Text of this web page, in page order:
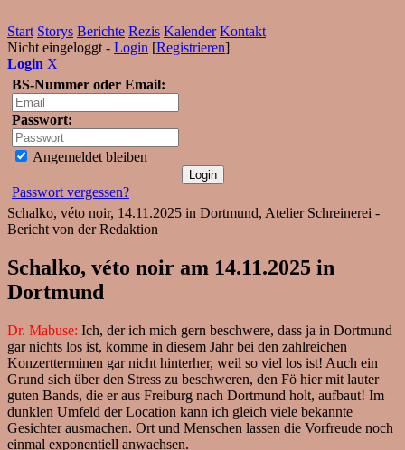
Start Storys Berichte Rezis Kalender Kontakt
Nicht eingeloggt - Login [Registrieren]
Login X
BS-Nummer oder Email:
Passwort:
Angemeldet bleiben
Passwort vergessen?
Schalko, véto noir, 14.11.2025 in Dortmund, Atelier Schreinerei -
Bericht von der Redaktion
Schalko, véto noir am 14.11.2025 in
Dortmund
Dr. Mabuse: Ich, der ich mich gern beschwere, dass ja in Dortmund
gar nichts los ist, komme in diesem Jahr bei den zahlreichen
Konzertterminen gar nicht hinterher, weil so viel los ist! Auch ein
Grund sich über den Stress zu beschweren, den Fö hier mit lauter
guten Bands, die er aus Freiburg nach Dortmund holt, aufbaut! Im
dunklen Umfeld der Location kann ich gleich viele bekannte
Gesichter ausmachen. Ort und Menschen lassen die Vorfreude noch
einmal exponentiell anwachsen.